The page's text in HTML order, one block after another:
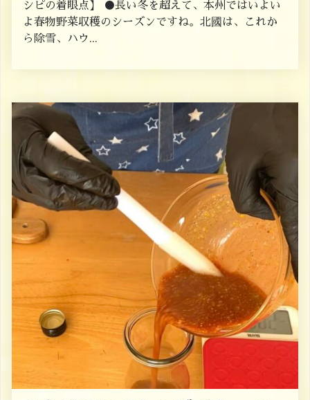
シピの着眼点】 ●長い冬を超えて、本州ではいよい
よ春物野菜収穫のシーズンですね。北國は、これか
ら除雪、ハウ...